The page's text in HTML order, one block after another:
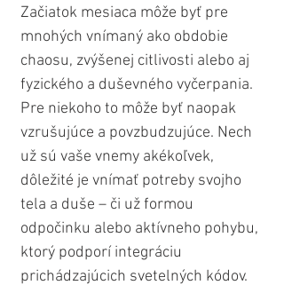
Začiatok mesiaca môže byť pre
mnohých vnímaný ako obdobie
chaosu, zvýšenej citlivosti alebo aj
fyzického a duševného vyčerpania.
Pre niekoho to môže byť naopak
vzrušujúce a povzbudzujúce. Nech
už sú vaše vnemy akékoľvek,
dôležité je vnímať potreby svojho
tela a duše – či už formou
odpočinku alebo aktívneho pohybu,
ktorý podporí integráciu
prichádzajúcich svetelných kódov.